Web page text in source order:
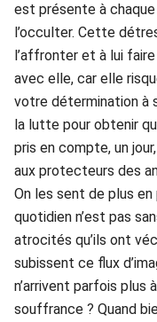
est présente à chaque
l’occulter. Cette
l’affronter et à lui
avec elle, car elle
votre détermination à
la lutte pour obtenir
pris en compte, un
aux protecteurs des
On les sent de plus
quotidien n’est pas
atrocités qu’ils ont
subissent ce flux
n’arrivent parfois plus
souffrance ? Quand